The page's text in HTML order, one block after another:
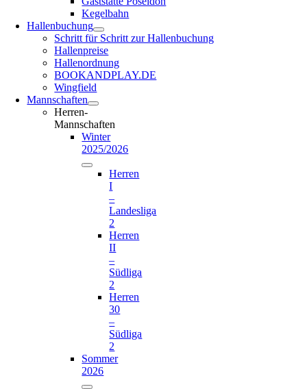
Kegelbahn
Hallenbuchung
Schritt für Schritt zur Hallenbuchung
Hallenpreise
Hallenordnung
BOOKANDPLAY.DE
Wingfield
Mannschaften
Herren-
Mannschaften
Winter
2025/2026
Herren
I
–
Landesliga
2
Herren
II
–
Südliga
2
Herren
30
–
Südliga
2
Sommer
2026